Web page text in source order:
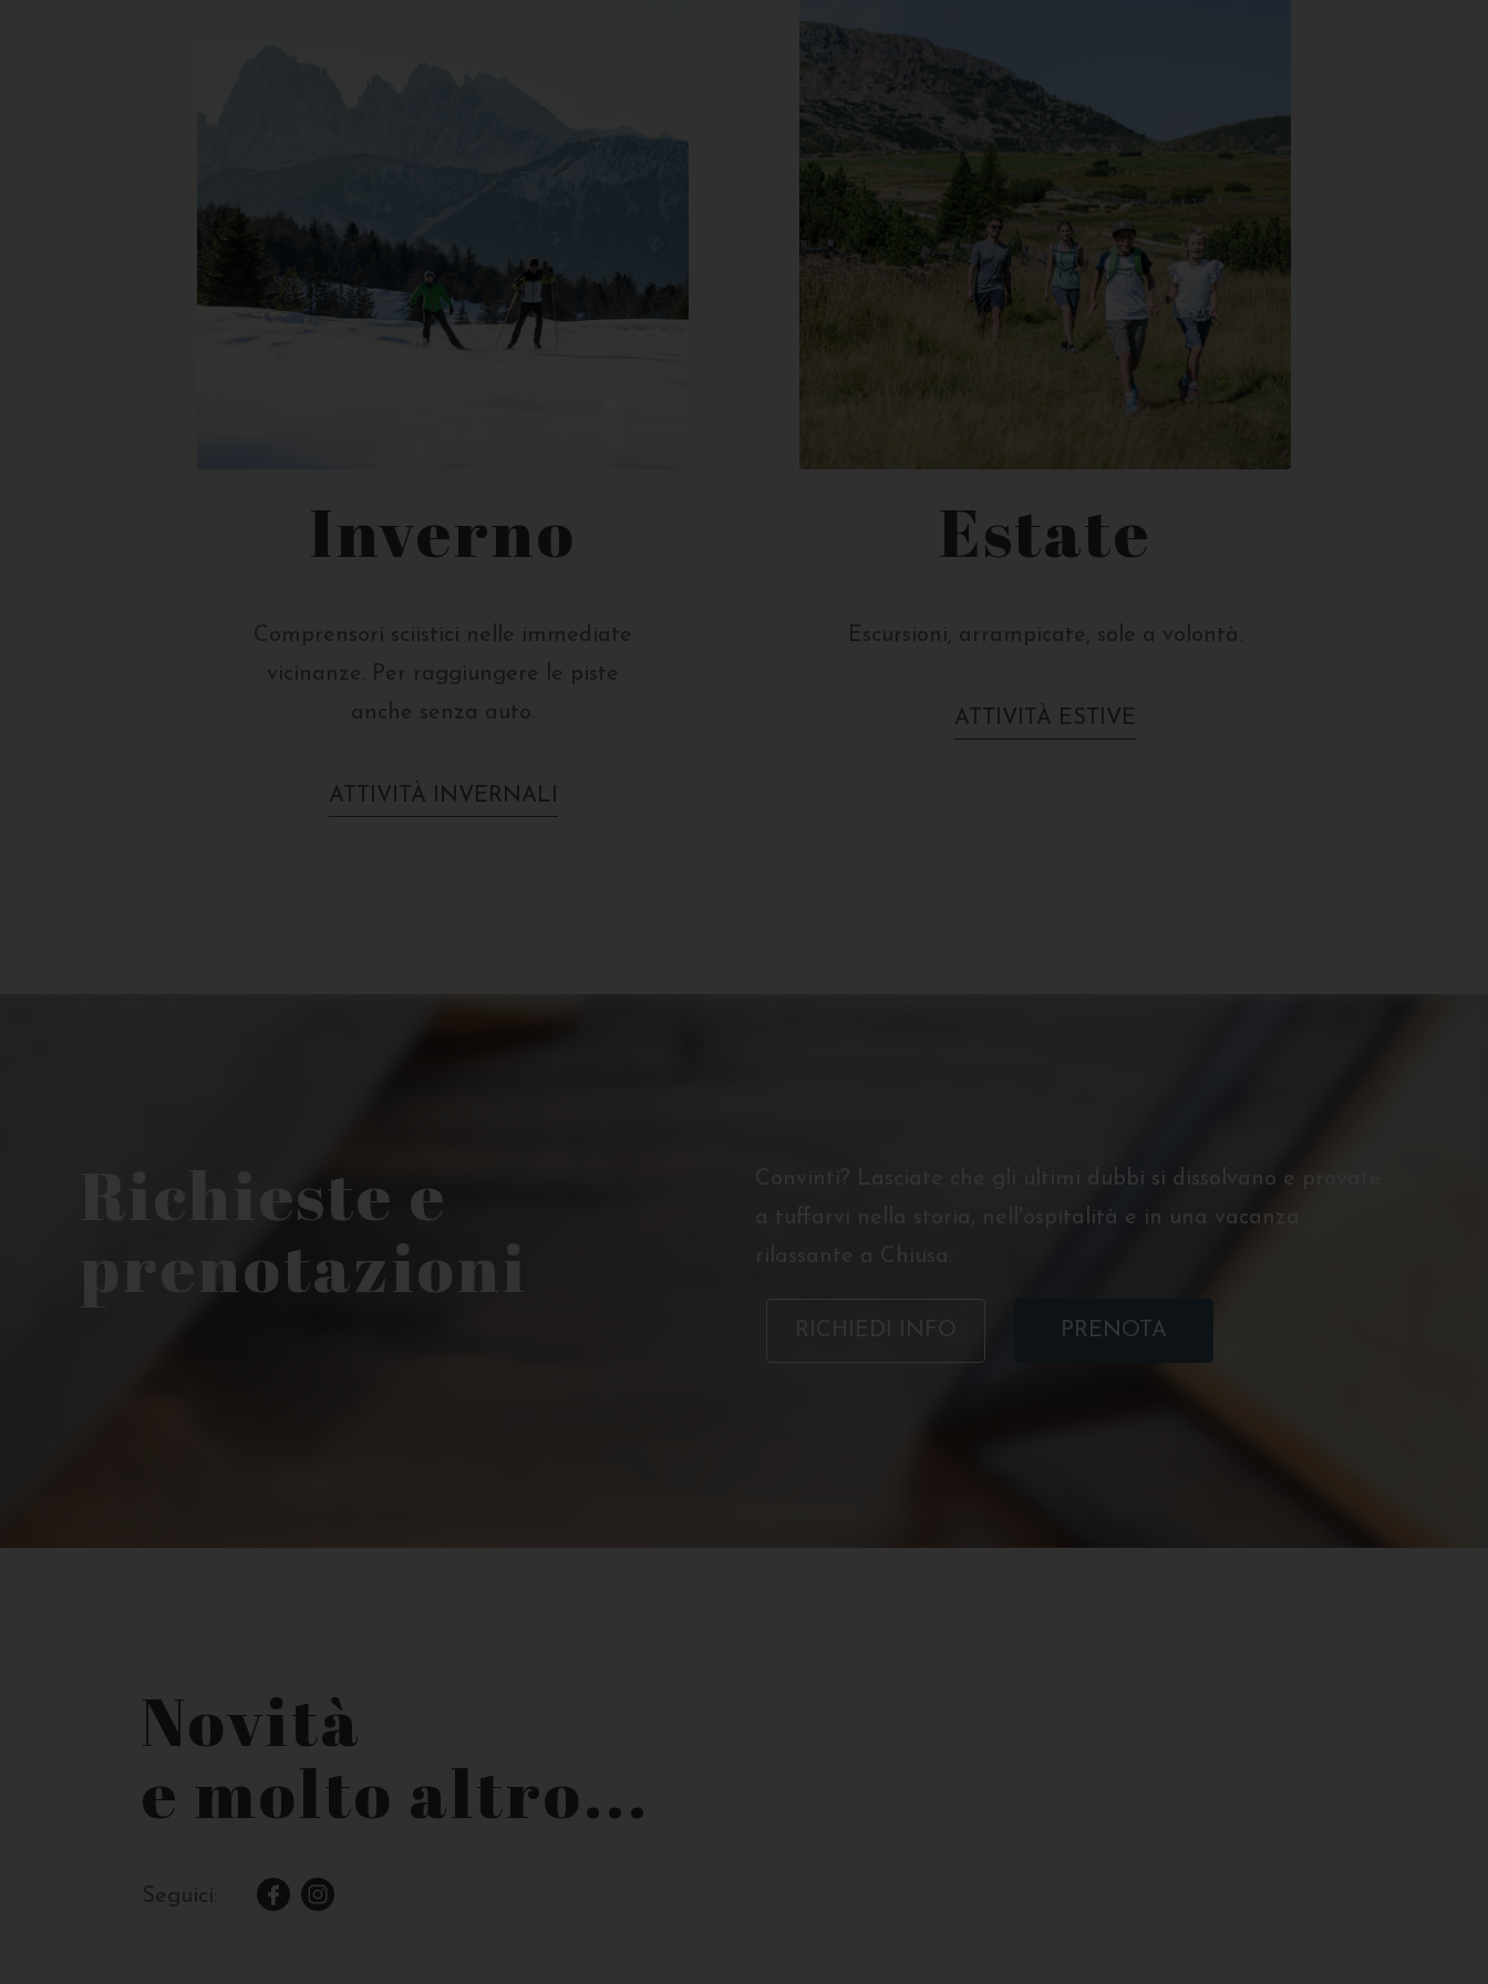
Inverno
Comprensori sciistici nelle immediate
vicinanze. Per raggiungere le piste
anche senza auto.
ATTIVITÀ INVERNALI
Estate
Escursioni, arrampicate, sole a volontà.
ATTIVITÀ ESTIVE
Richieste e
prenotazioni
Convinti? Lasciate che gli ultimi dubbi si dissolvano e provate
a tuffarvi nella storia, nell'ospitalità e in una vacanza
PRENOTA
Novità
e molto altro...
Seguici: